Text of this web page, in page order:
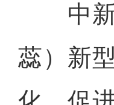
中新
蕊）新